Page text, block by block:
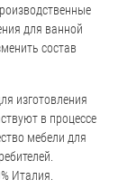
для ванной
состав
изготовления
в процессе
мебели для
Италия.